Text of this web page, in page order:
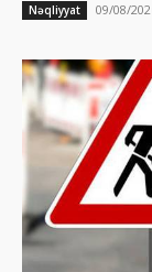
Nəqliyyat 09/08/